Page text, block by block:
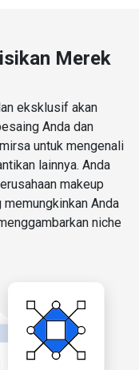
Merek
eksklusif akan
Anda dan
untuk mengenali
lainnya. Anda
makeup
Anda
niche